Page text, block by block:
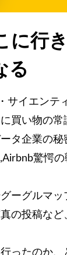
に行
る
サイエンテ
買い物の常
タ企業の秘
驚愕の
ーグルマ
の投稿な